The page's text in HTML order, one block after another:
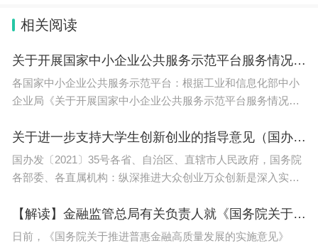
根据高考大纲和近几年的考试趋势，梳理出各科目的
合理安排时间去强化自己的薄弱点。
3、做好复习材料的整理。
整理好各科目的复习材老段料，如课本、笔记、习题
相关阅读
关于开展国家中小企业公共服务示范平台服务情况检查工作的通知
各国家中小企业公共服务示范平台：根据工业和信息化部中小
企业局《关于开展国家中小企业公共服务示范平台服务情况检
开展国家中小企业公
关于进一步支持大学生创新创业的指导意见（国办发〔2021〕35号）
国办发〔2021〕35号各省、自治区、直辖市人民政府，国务院
各部委、各直属机构：纵深推进大众创业万众创新是深入实施
生力军，支持大学生
【解读】金融监管总局有关负责人就《国务院关于推进普惠金融高质量发展的实施意见》答记者问
日前，《国务院关于推进普惠金融高质量发展的实施意见》